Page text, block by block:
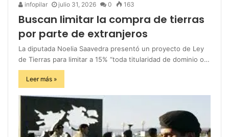
infopilar julio 31, 2026 0 163
Buscan limitar la compra de tierras
por parte de extranjeros
La diputada Noelia Saavedra presentó un proyecto de Ley
de Tierras para limitar a 15% “toda titularidad de dominio o…
Leer más »